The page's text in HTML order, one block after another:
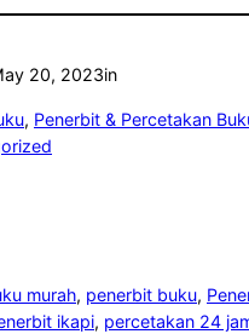
20, 2023in
, Penerbit & Percetakan
murah, penerbit buku,
ikapi, percetakan 24